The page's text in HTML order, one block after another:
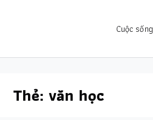
Cuộc sống
Thẻ:văn học